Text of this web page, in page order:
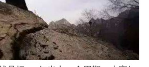
如何购买【理肺清瘟膏】
【养正护络膏】？
小海（HAi） 2